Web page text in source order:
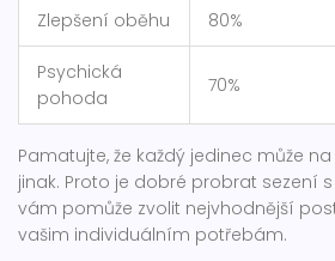
Zlepšení oběhu 80%
Psychická
pohoda
70%
Pamatujte, že každý jedinec může
jinak. Proto je dobré probrat sezení
vám pomůže zvolit nejvhodnější
vašim individuálním potřebám.